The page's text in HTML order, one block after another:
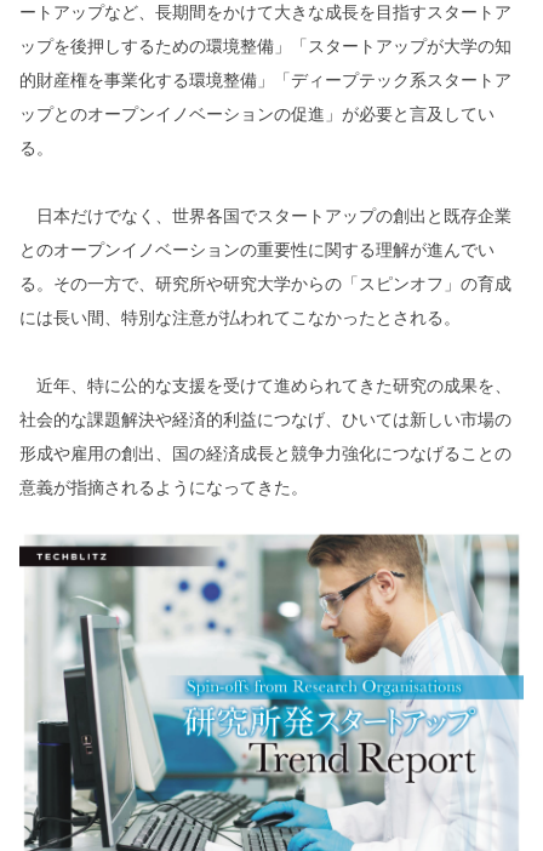
ートアップなど、長期間をかけて大きな成長を目指すスタートア
ップを後押しするための環境整備」「スタートアップが大学の知
的財産権を事業化する環境整備」「ディープテック系スタートア
ップとのオープンイノベーションの促進」が必要と言及してい
る。
日本だけでなく、世界各国でスタートアップの創出と既存企業
とのオープンイノベーションの重要性に関する理解が進んでい
る。その一方で、研究所や研究大学からの「スピンオフ」の育成
には長い間、特別な注意が払われてこなかったとされる。
近年、特に公的な支援を受けて進められてきた研究の成果を、
社会的な課題解決や経済的利益につなげ、ひいては新しい市場の
形成や雇用の創出、国の経済成長と競争力強化につなげることの
意義が指摘されるようになってきた。